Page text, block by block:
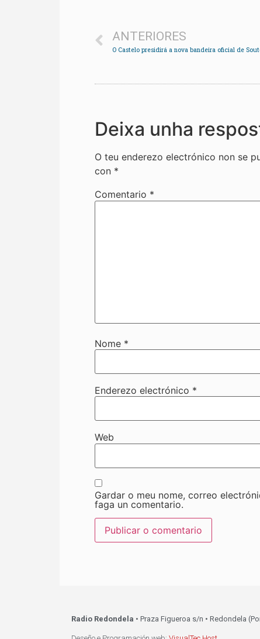
ANTERIORES
O Castelo presidirá a nova bandeira oficial de
Deixa unha
O teu enderezo electrónico non se
con *
Comentario *
Nome *
Enderezo electrónico *
Web
Gardar o meu nome, correo
faga un comentario.
Radio Redondela • Praza Figueroa s/n • Redondela